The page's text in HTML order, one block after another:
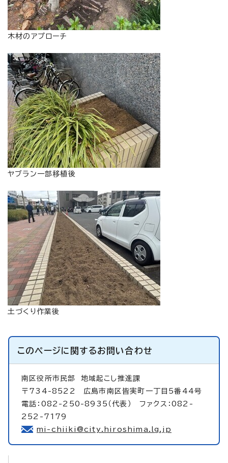
木材のアプローチ
ヤブラン一部移植後
土づくり作業後
このページに関するお問い合わせ
南区役所市民部 地域起こし推進課
〒734-8522 広島市南区皆実町一丁目5番44号
電話：082-250-8935（代表） ファクス：082-
252-7179
mi-chiiki@city.hiroshima.lg.jp